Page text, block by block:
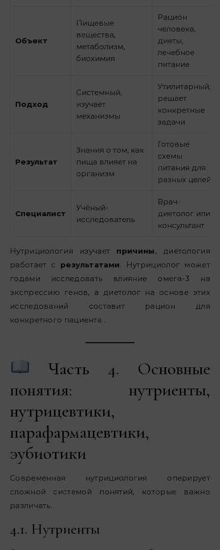
Объект
Пищевые
вещества,
метаболизм,
биохимия
Рацион
человека,
диеты,
лечебное
питание
Подход
Системный,
изучает
механизмы
Утилитарный,
решает
конкретные
задачи
Результат
Знания о том, как
пища влияет на
организм
Готовые
схемы
питания для
разных целей
Специалист
Учёный-
исследователь
Врач-
диетолог или
консультант
Нутрициология изучает причины, диетология
работает с результатами. Нутрициолог может
годами исследовать влияние омега-3 на
экспрессию генов, а диетолог на основе этих
исследований составит рацион для
конкретного пациента .
Часть 4. Основные
понятия: нутриенты,
нутрицевтики,
парафармацевтики,
эубиотики
Современная нутрициология оперирует
сложной системой понятий, которые важно
различать.
4.1. Нутриенты